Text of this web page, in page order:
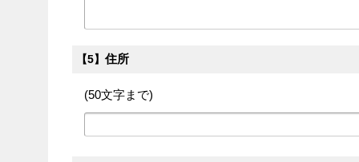
【5】 住所
(50文字まで)